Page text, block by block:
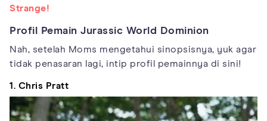
Strange!
Profil Pemain Jurassic World Dominion
Nah, setelah Moms mengetahui sinopsisnya, yuk agar
tidak penasaran lagi, intip profil pemainnya di sini!
1. Chris Pratt